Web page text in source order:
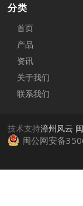
分类
首页
产品
资讯
关于我们
联系我们
技术支持漳州风云
闽公网安备